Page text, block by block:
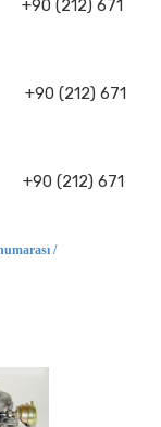
+90 (212) 671
+90 (212) 671
+90 (212) 671
/